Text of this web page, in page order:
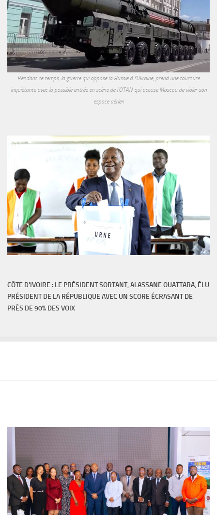
Pendant ce temps, la guerre qui oppose la Russie à l'Ukraine, prend une tournure
inquiétante avec la possible entrée en scène de l'OTAN qui accuse Moscou de violer son
espace aérien
CÔTE D'IVOIRE : LE PRÉSIDENT SORTANT, ALASSANE OUATTARA, ÉLU
PRÉSIDENT DE LA RÉPUBLIQUE AVEC UN SCORE ÉCRASANT DE
PRÈS DE 90% DES VOIX